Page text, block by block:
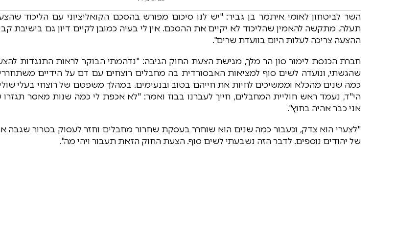
השר לביטחון לאומי איתמר בן גביר: "יש לנו סיכום מפורש בהסכם הקואליציוני עם הליכוד
תעלה, מתקשה להאמין שהליכוד לא יקיים את ההסכם. אין לי בעיה כמובן לקיים דיון גם בישיבת
ההצעה צריכה לעלות היום בוועדת שרים".
חברת הכנסת לימור סון הר מלך, מגישת הצעת החוק הגיבה: "נדהמתי הבוקר לראות התנגדות
שהגשתי, ונועדה לשים סוף למציאות האבסורדית בה מחבלים רוצחים עם דם על הידיים
כמה שנים מהכלא וממשיכים לחיות את חייהם בטוב ובנעימים. במהלך משפטם של רוצחי בעלי
הי"ד, נעמד ראש חוליית המחבלים, חייך לעברנו בבוז ואמר: "לא אכפת לי כמה שנות מאסר תגזרו
אני כבר אהיה בחוץ".
"לצערי הוא צדק, וכעבור כמה שנים הוא שוחרר בעסקת שחרור מחבלים וחזר לעסוק בטרור שגבה
של יהודים נוספים. לדבר הזה נשבעתי לשים סוף. הצעת החוק הזאת תעבור ויהי מה".